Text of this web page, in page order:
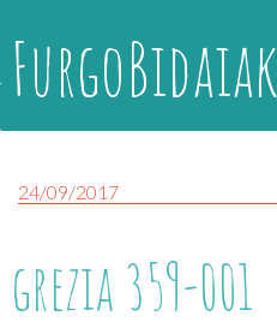
FurgoBidaiak
24/09/2017
grezia 359-001